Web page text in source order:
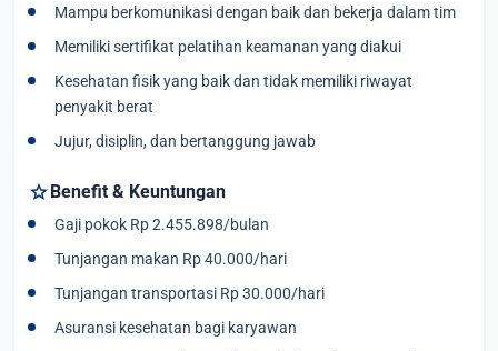
Mampu berkomunikasi dengan baik dan bekerja dalam tim
Memiliki sertifikat pelatihan keamanan yang diakui
Kesehatan fisik yang baik dan tidak memiliki riwayat
penyakit berat
Jujur, disiplin, dan bertanggung jawab
starBenefit & Keuntungan
Gaji pokok Rp 2.455.898/bulan
Tunjangan makan Rp 40.000/hari
Tunjangan transportasi Rp 30.000/hari
Asuransi kesehatan bagi karyawan